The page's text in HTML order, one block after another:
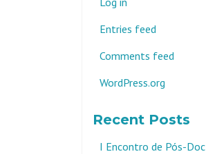
Entries feed
Comments feed
WordPress.org
Recent Posts
I Encontro de Pós-Doc